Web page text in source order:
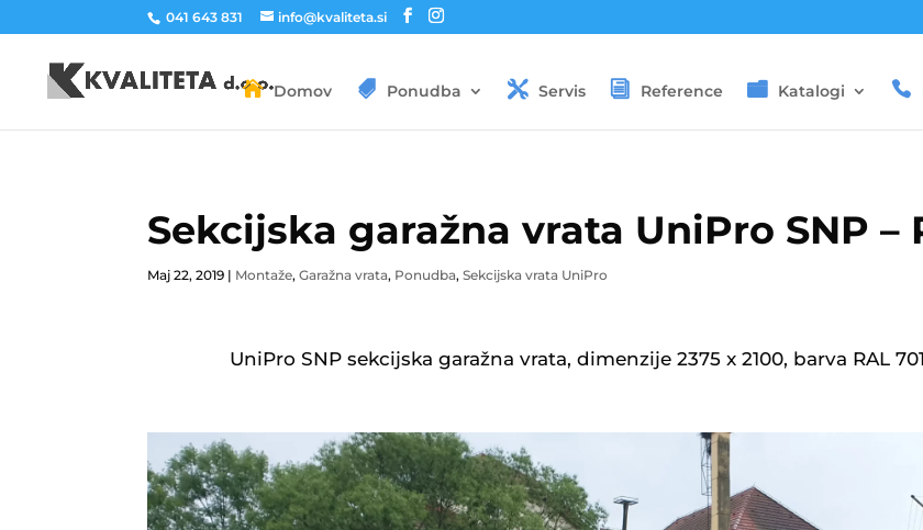
041 643 831 info@kvaliteta.si
Domov Ponudba Servis Reference Katalogi
Sekcijska garažna vrata UniPro SNP –
Maj 22, 2019 | Montaže,Garažna vrata, Ponudba,Sekcijska vrata UniPro
UniPro SNP sekcijska garažna vrata, dimenzije 2375 x 2100, barva RAL